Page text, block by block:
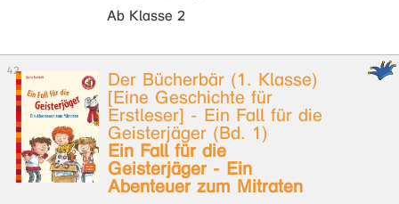
Ab Klasse 2
Der Bücherbär (1. Klasse)
[Eine Geschichte für
Erstleser] - Ein Fall für die
Geisterjäger (Bd. 1)
Ein Fall für die
Geisterjäger - Ein
Abenteuer zum Mitraten